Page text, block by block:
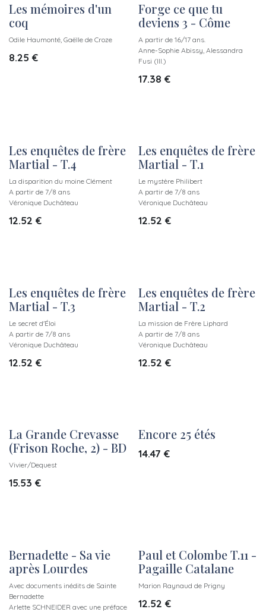
New!
Les mémoires d'un
coq
Odile Haumonté, Gaëlle de Croze
8.25 €
New!
Forge ce que tu
deviens 3 - Côme
A partir de 16/17 ans.
Anne-Sophie Abissy, Alessandra
Fusi (Ill.)
17.38 €
New!
Les enquêtes de frère
Martial - T.4
La disparition du moine Clément
A partir de 7/8 ans
Véronique Duchâteau
12.52 €
New!
Les enquêtes de frère
Martial - T.1
Le mystère Philibert
A partir de 7/8 ans
Véronique Duchâteau
12.52 €
New!
Les enquêtes de frère
Martial - T.3
Le secret d'Éloi
A partir de 7/8 ans
Véronique Duchâteau
12.52 €
New!
Les enquêtes de frère
Martial - T.2
La mission de Frère Liphard
A partir de 7/8 ans
Véronique Duchâteau
12.52 €
New!
La Grande Crevasse
(Frison Roche, 2) - BD
Vivier/Dequest
15.53 €
New!
Encore 25 étés
14.47 €
New!
Bernadette - Sa vie
après Lourdes
Avec documents inédits de Sainte
Bernadette
Arlette SCHNEIDER avec une préface
New!
Paul et Colombe T.11 -
Pagaille Catalane
Marion Raynaud de Prigny
12.52 €